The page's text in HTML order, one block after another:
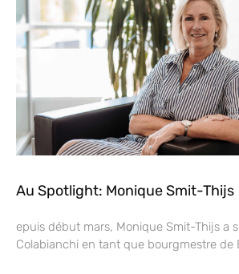
Au Spotlight: Monique Smit-Thijs
epuis début mars, Monique Smit-Thijs a
Colabianchi en tant que bourgmestre de